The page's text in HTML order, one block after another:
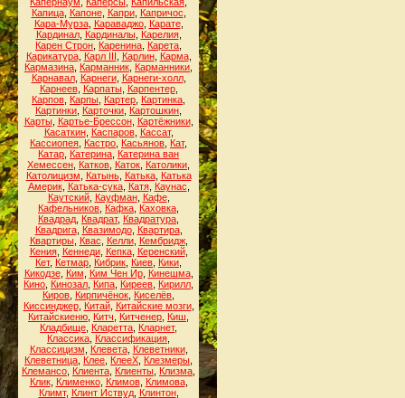
Капица, Капоне, Капри, Капричос
Кара-Мурза, Караваджо, Карате,
Кардинал, Кардиналы, Карелия,
Карен Строн Каренина Карета
Карикатура, Карл III Карлин, Карма,
Кармазина Карманник Карманники
Карнавал, Карнеги, Карнеги-холл,
Карнеев, Карпаты, Карпентер,
Карпов Карпы Картер Картинка
Картинки Карточки Картошкин
Карты, Картье-Брессон, Картёжники,
Касаткин, Каспаров, Кассат,
Кассиопея Кастро Касьянов Кат,
Катар Катерина Катерина ван
Хемессен Катков Каток Католики
Католицизм
Катынь, Катька, Катька
Америк, Катька-сука, Катя, Каунас
Каутский, Кауфман, Кафе,
Кафельников Кафка Каховка
Квадрад Квадрат, Квадратура
Квадрига, Квазимодо, Квартира,
Квартиры, Квас Келли, Кембридж,
Кения, Кеннеди, Кепка, Керенский,
Кет, Кетмар Кибрик Киев Кики
Кикодзе, Ким Ким Чен Ир, Кинешма,
Кино Кинозал Кипа Киреев Кирилл
Киров Кирпичёнок Киселёв
Киссинджер, Китай, Китайские мозги,
Китайскиеню Китч Китченер Киш
Кладбище Кларетта Кларнет,
Классика Классификация
Классицизм
Клевета, Клеветники,
Клеветница Клее КлееХ Клезмеры
Клемансо Клиента Клиенты Клизма
Клик, Клименко, Климов, Климова,
Климт, Клинт Иствуд, Клинтон,